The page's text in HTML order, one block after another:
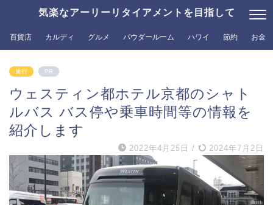
気楽なアーリーリタイアメントを目指して
百貨店 カルディ グルメ パウダールーム ハワイ 節約 お金
旅行 PR
ウェスティン都ホテル京都のシャト
ルバス バス停や乗車時間等の情報を
紹介します
2022年4月25日 / 2024年7月2日